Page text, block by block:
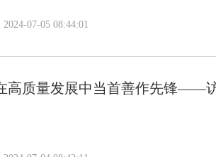
07-05 08:44:01
高质量发展中当首善作先锋——